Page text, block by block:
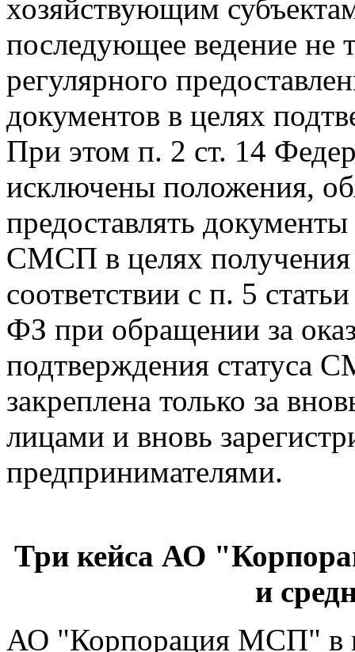
хозяйствующим
последующее ведение не
регулярного
документов в целях
При этом п. 2 ст. 14
исключены положения,
предоставлять
СМСП в целях получения
соответствии с п. 5
ФЗ при обращении за
подтверждения статуса
закреплена только за
лицами и вновь
предпринимателями.
Три кейса АО
и
АО "Корпорация МСП" в